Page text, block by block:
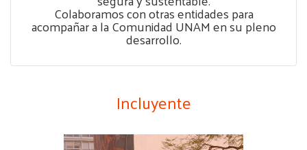
Colaboramos con otras entidades para
acompañar a la Comunidad UNAM en su pleno
desarrollo.
Incluyente